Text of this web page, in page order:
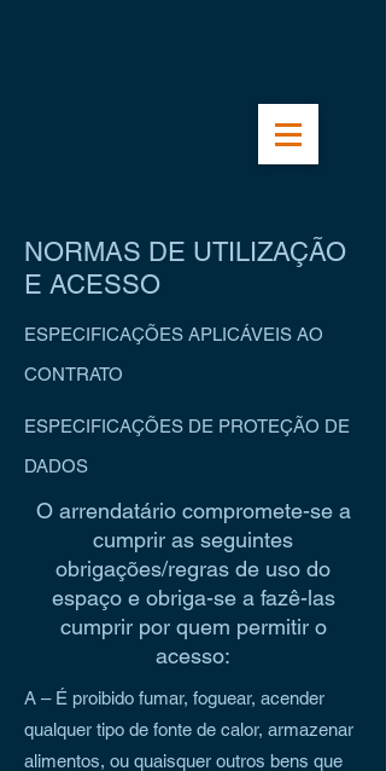
NORMAS DE UTILIZAÇÃO
E ACESSO
ESPECIFICAÇÕES APLICÁVEIS AO
CONTRATO
ESPECIFICAÇÕES DE PROTEÇÃO DE
DADOS
O arrendatário compromete-se a
cumprir as seguintes
obrigações/regras de uso do
espaço e obriga-se a fazê-las
cumprir por quem permitir o
acesso:
A – É proibido fumar, foguear, acender
qualquer tipo de fonte de calor, armazenar
alimentos, ou quaisquer outros bens que